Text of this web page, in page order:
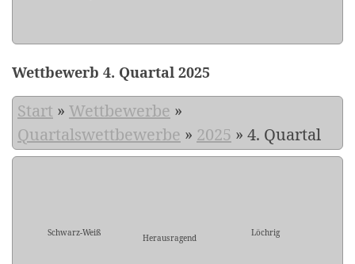
Wettbewerb 4. Quartal 2025
Start » Wettbewerbe »
Quartalswettbewerbe » 2025 » 4. Quartal
Schwarz-Weiß Herausragend Löchrig